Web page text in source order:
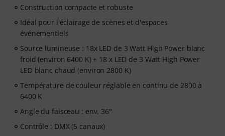
Construction compacte et robuste
Idéal pour l'éclairage de scènes et d'espaces
événementiels
Source lumineuse : 18x LED de 3 Watt High Power blanc
froid (environ 6400 K) + 18 x LED de 3 Watt High Power
LED blanc chaud (environ 2800 K)
Température de couleur réglable en continu de 2800 à
6400 K
Angle du faisceau : env. 36°
Contrôle : DMX (5 canaux)